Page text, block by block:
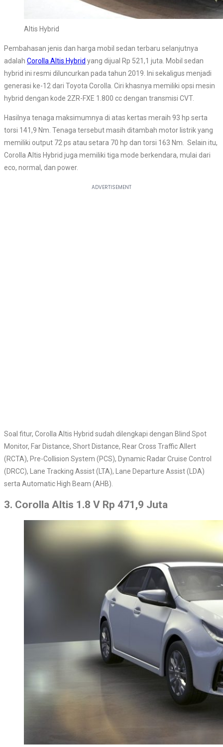
Altis Hybrid
Pembahasan jenis dan harga mobil sedan terbaru selanjutnya
adalah Corolla Altis Hybrid yang dijual Rp 521,1 juta. Mobil sedan
hybrid ini resmi diluncurkan pada tahun 2019. Ini sekaligus menjadi
generasi ke-12 dari Toyota Corolla. Ciri khasnya memiliki opsi mesin
hybrid dengan kode 2ZR-FXE 1.800 cc dengan transmisi CVT.
Hasilnya tenaga maksimumnya di atas kertas meraih 93 hp serta
torsi 141,9 Nm. Tenaga tersebut masih ditambah motor listrik yang
memiliki output 72 ps atau setara 70 hp dan torsi 163 Nm. Selain itu,
Corolla Altis Hybrid juga memiliki tiga mode berkendara, mulai dari
eco, normal, dan power.
Soal fitur, Corolla Altis Hybrid sudah dilengkapi dengan Blind Spot
Monitor, Far Distance, Short Distance, Rear Cross Traffic Allert
(RCTA), Pre-Collision System (PCS), Dynamic Radar Cruise Control
(DRCC), Lane Tracking Assist (LTA), Lane Departure Assist (LDA)
serta Automatic High Beam (AHB).
3. Corolla Altis 1.8 V Rp 471,9 Juta